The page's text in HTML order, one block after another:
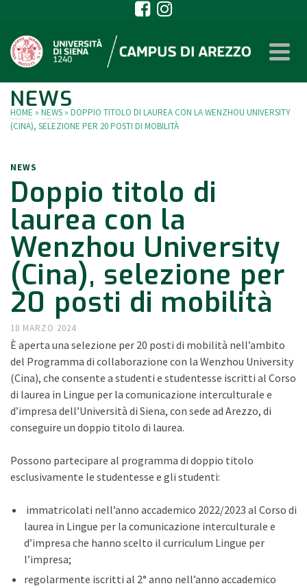
NEWS
HOME » NEWS » DOPPIO TITOLO DI LAUREA CON LA WENZHOU UNIVERSITY
(CINA), SELEZIONE PER 20 POSTI DI MOBILITÀ
NEWS
Doppio titolo di
laurea con la
Wenzhou University
(Cina), selezione per
20 posti di mobilità
18 MARZO 2024
È aperta una selezione per 20 posti di mobilità nell’ambito
del Programma di collaborazione con la Wenzhou University
(Cina), che consente a studenti e studentesse iscritti al Corso
di laurea in Lingue per la comunicazione interculturale e
d’impresa dell’Università di Siena, con sede ad Arezzo, di
conseguire un doppio titolo di laurea.
Possono partecipare al programma di doppio titolo
esclusivamente le studentesse e gli studenti:
immatricolati nell’anno accademico 2022/2023 al Corso di
laurea in Lingue per la comunicazione interculturale e
d’impresa che hanno scelto il curriculum Lingue per
l’impresa;
regolarmente iscritti al 2° anno nell’anno accademico